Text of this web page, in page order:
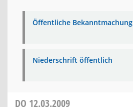
Öffentliche Bekanntmachung
Niederschrift öffentlich
DO 12.03.2009